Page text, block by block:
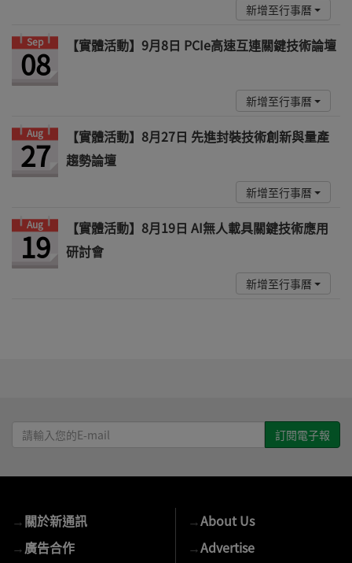
新增至行事曆
Sep
08 【實體活動】9月8日 PCIe高速互連關鍵技術論壇
新增至行事曆
Aug
27
【實體活動】8月27日 先進封裝技術創新與量產
趨勢論壇
新增至行事曆
Aug
19
【實體活動】8月19日 AI無人載具關鍵技術應用
研討會
新增至行事曆
請
輸
E-
mail
→關於新通訊
→廣告合作
→About Us
→Advertise